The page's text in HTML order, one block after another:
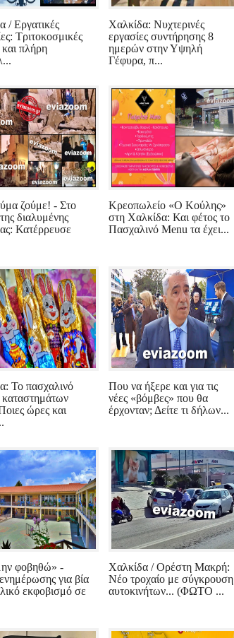
/ Εργατικές
Τριτοκοσμικές
και πλήρη
Χαλκίδα: Νυχτερινές
εργασίες συντήρησης 8
ημερών στην Υψηλή
Γέφυρα, π...
ζούμε! - Στο
διαλυμένης
Κατέρρευσε
Κρεοπωλείο «Ο Κούλης»
στη Χαλκίδα: Και φέτος το
Πασχαλινό Μenu τα έχει...
Το πασχαλινό
ώρες και
Που να ήξερε και για τις
νέες «βόμβες» που θα
έρχονταν; Δείτε τι δήλων...
φοβηθώ» -
για βία
εκφοβισμό σε
Χαλκίδα / Ορέστη Μακρή:
Νέο τροχαίο με σύγκρουση
αυτοκινήτων... (ΦΩΤΟ ...